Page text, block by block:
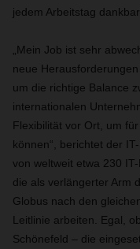
jedem Arbeitstag
Mein Job ist sehr
neue
um die richtige Balance
internationalen
Flexibilität vor Ort, um
können“, berichtet der
von weltweit etwa 230
die als verlängerter Arm
Globus nach den
Leitlinie arbeiten. Egal,
Schönefeld – die